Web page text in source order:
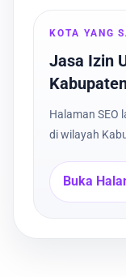
KOTA YANG
Jasa Izin
Halaman SEO
di wilayah
Buka